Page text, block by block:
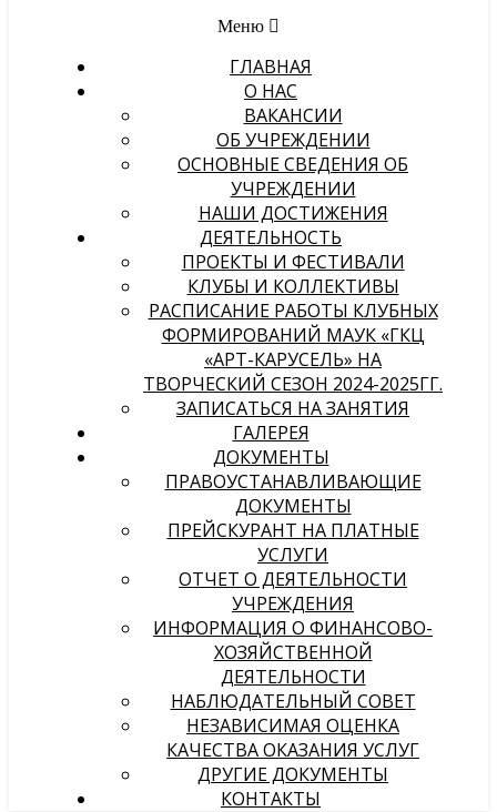
Меню
ГЛАВНАЯ
О НАС
ВАКАНСИИ
ОБ УЧРЕЖДЕНИИ
ОСНОВНЫЕ СВЕДЕНИЯ ОБ
УЧРЕЖДЕНИИ
НАШИ ДОСТИЖЕНИЯ
ДЕЯТЕЛЬНОСТЬ
ПРОЕКТЫ И ФЕСТИВАЛИ
КЛУБЫ И КОЛЛЕКТИВЫ
РАСПИСАНИЕ РАБОТЫ КЛУБНЫХ
ФОРМИРОВАНИЙ МАУК «ГКЦ
«АРТ-КАРУСЕЛЬ» НА
ТВОРЧЕСКИЙ СЕЗОН 2024-2025ГГ.
ЗАПИСАТЬСЯ НА ЗАНЯТИЯ
ГАЛЕРЕЯ
ДОКУМЕНТЫ
ПРАВОУСТАНАВЛИВАЮЩИЕ
ДОКУМЕНТЫ
ПРЕЙСКУРАНТ НА ПЛАТНЫЕ
УСЛУГИ
ОТЧЕТ О ДЕЯТЕЛЬНОСТИ
УЧРЕЖДЕНИЯ
ИНФОРМАЦИЯ О ФИНАНСОВО-
ХОЗЯЙСТВЕННОЙ
ДЕЯТЕЛЬНОСТИ
НАБЛЮДАТЕЛЬНЫЙ СОВЕТ
НЕЗАВИСИМАЯ ОЦЕНКА
КАЧЕСТВА ОКАЗАНИЯ УСЛУГ
ДРУГИЕ ДОКУМЕНТЫ
КОНТАКТЫ